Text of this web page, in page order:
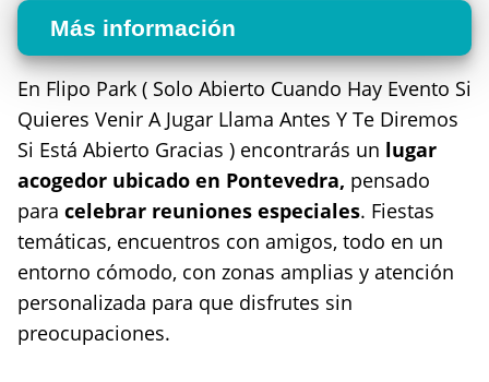
Más información
En Flipo Park ( Solo Abierto Cuando Hay Evento Si
Quieres Venir A Jugar Llama Antes Y Te Diremos
Si Está Abierto Gracias ) encontrarás un lugar
acogedor ubicado en Pontevedra, pensado
para celebrar reuniones especiales. Fiestas
temáticas, encuentros con amigos, todo en un
entorno cómodo, con zonas amplias y atención
personalizada para que disfrutes sin
preocupaciones.